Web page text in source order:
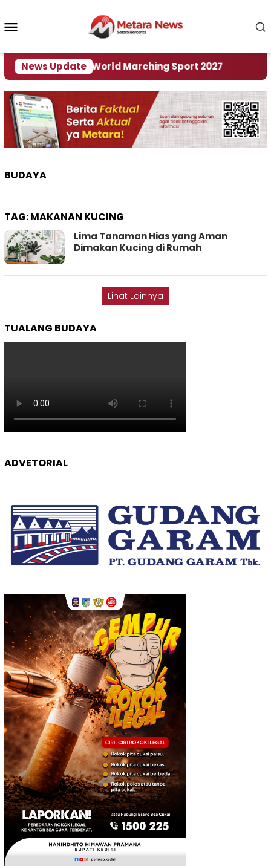
konten
News Update
Rumah World Marching Sport 2027
BUDAYA
TAG:MAKANAN KUCING
Lima Tanaman Hias yang Aman
Dimakan Kucing di Rumah
Lihat Lainnya
TUALANG BUDAYA
ADVETORIAL